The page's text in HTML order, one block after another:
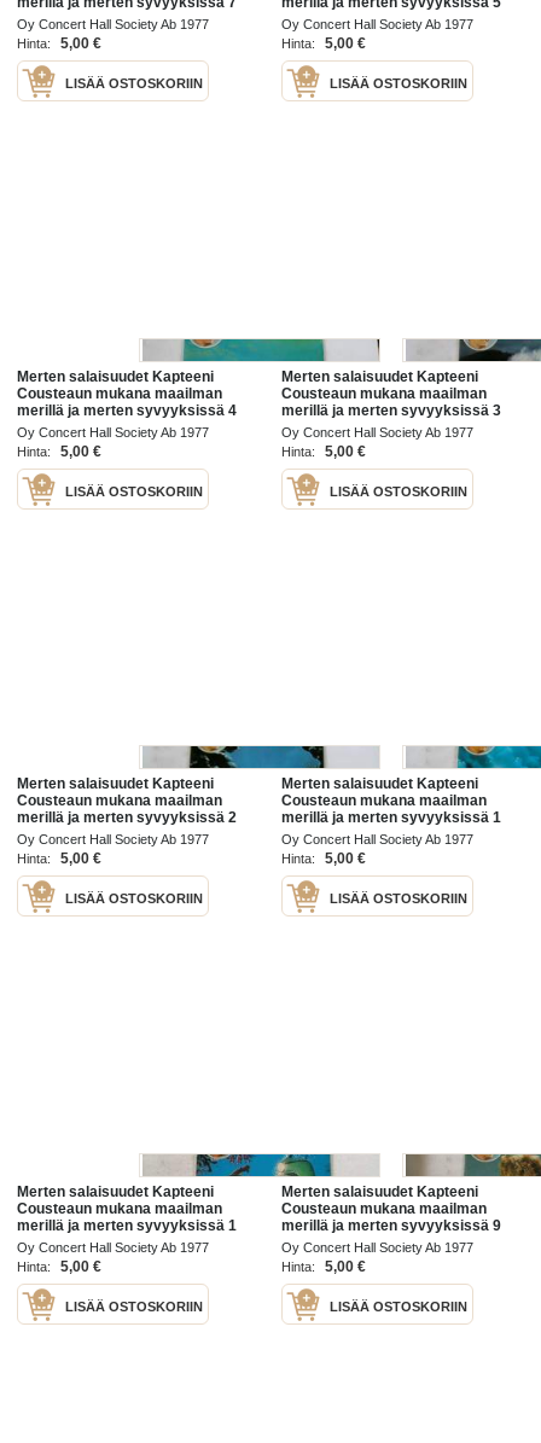
/77
Oy Concert Hall Society Ab 1977
Hinta:
5,00 €
LISÄÄ OSTOSKORIIN
/77
Oy Concert Hall Society Ab 1977
Hinta:
5,00 €
LISÄÄ OSTOSKORIIN
Merten salaisuudet Kapteeni
Cousteaun mukana maailman
merillä ja merten syvyyksissä 4
/77
Oy Concert Hall Society Ab 1977
Hinta:
5,00 €
LISÄÄ OSTOSKORIIN
Merten salaisuudet Kapteeni
Cousteaun mukana maailman
merillä ja merten syvyyksissä 3
/77
Oy Concert Hall Society Ab 1977
Hinta:
5,00 €
LISÄÄ OSTOSKORIIN
Merten salaisuudet Kapteeni
Cousteaun mukana maailman
merillä ja merten syvyyksissä 2
/77
Oy Concert Hall Society Ab 1977
Hinta:
5,00 €
LISÄÄ OSTOSKORIIN
Merten salaisuudet Kapteeni
Cousteaun mukana maailman
merillä ja merten syvyyksissä 1
/77
Oy Concert Hall Society Ab 1977
Hinta:
5,00 €
LISÄÄ OSTOSKORIIN
Merten salaisuudet Kapteeni
Cousteaun mukana maailman
merillä ja merten syvyyksissä 1
/76
Oy Concert Hall Society Ab 1977
Hinta:
5,00 €
LISÄÄ OSTOSKORIIN
Merten salaisuudet Kapteeni
Cousteaun mukana maailman
merillä ja merten syvyyksissä 9
/76
Oy Concert Hall Society Ab 1977
Hinta:
5,00 €
LISÄÄ OSTOSKORIIN